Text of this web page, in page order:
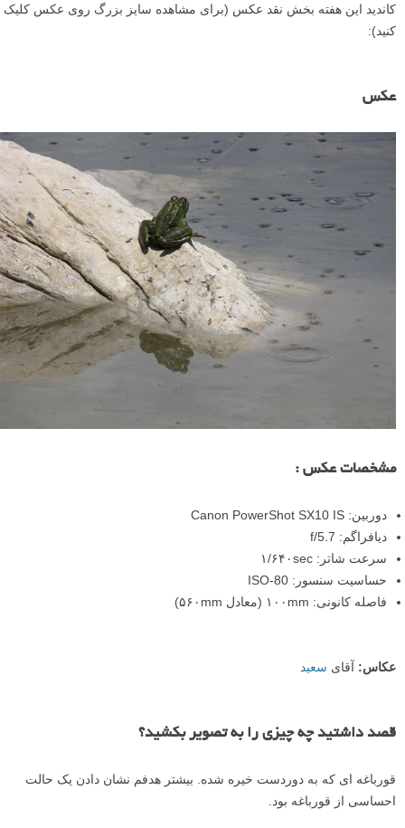
کاندید این هفته بخش نقد عکس (برای مشاهده سایز بزرگ روی عکس کلیک
کنید):
عکس
مشخصات عکس :
دوربین: Canon PowerShot SX10 IS
دیافراگم: f/5.7
سرعت شاتر: ۱/۶۴۰sec
حساسیت سنسور: ISO-80
فاصله کانونی: ۱۰۰mm (معادل ۵۶۰mm)
عکاس: آقای سعید
قصد داشتید چه چیزی را به تصویر بکشید؟
قورباغه ای که به دوردست خیره شده. بیشتر هدفم نشان دادن یک حالت
احساسی از قورباغه بود.